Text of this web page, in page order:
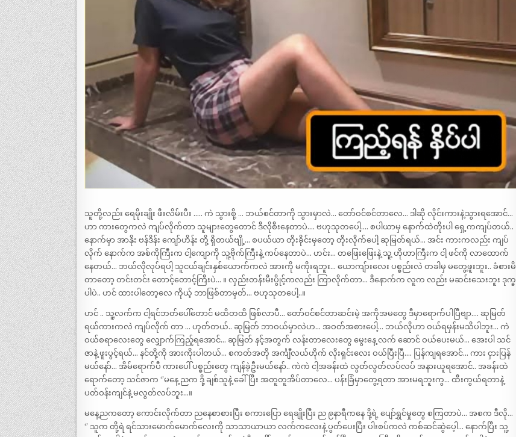
သူတို့လည်း ရေမိုးချိုး ဖီးလိမ်းပီး ….. ကဲ သွားစို့ … ဘယ်စင်တာကို သွားမှာလဲ… တော်ဝင်စင်တာလေ… ဒါဆို လိုင်းကားနဲ့သွားရအောင်…
ဟာ ကားတွေကလဲ ကျပ်လိုက်တာ သူများတွေတောင် ဒီလိုစီးနေတာပဲ…. ဗဟုသုတပေါ့…. စပါယာမှ နောက်ထဲတိုးပါ ရှေ့ကကျပ်တယ်..
နောက်မှာ အာနိုး ဗန်ဒိန်း ကျော်ဟိန်း တို့ ရှိတယ်ဗျို့… စပယ်ယာ တိုးခိုင်းမှတော့ တိုးလိုက်ပေါ့ ဆုမြတ်ရယ်… အင်း ကားကလည်း ကျပ်
လိုက် နောက်က အစ်ကိုကြီးက ငါ့ကျောကို သူ့ဗိုက်ကြီးနဲ့ ကပ်နေတာပဲ… ဟင်း… တဖြေးဖြေးနဲ့ သူ့ ဟိုဟာကြီးက ငါ့ ဖင်ကို လာထောက်
နေတယ်… ဘယ်လိုလုပ်ရပါ့ သူငယ်ချင်းနှစ်ယောက်ကလဲ အားကို မကိုးရဘူး… ယောကျ်ားလေး ပစ္စည်းလဲ တခါမှ မတွေ့ဖူးဘူး.. ခံစားမိ
တာတော့ တင်းတင်း တောင့်တောင့်ကြီးပဲ… ။ လှည်းတန်းမီးပွိုင့်ကလည်း ကြာလိုက်တာ… ဒီနောက်က လူက လည်း မဆင်းသေးဘူး ဒုက္ခ
ပါပဲ.. ဟင် ထားပါတော့လေ ကိုယ့် ဘာဖြစ်တာမှတ်… ဗဟုသုတပေါ့..။
ဟင် .. သူ့လက်က ငါ့ရင်ဘတ်ပေါ်တောင် မထိတထိ ဖြစ်လာပီ… တော်ဝင်စင်တာဆင်းမဲ့ အကိုအမတွေ ဒီမှာရောက်ပါပြီဗျာ…. ဆုမြတ်
ရယ်ကားကလဲ ကျပ်လိုက် တာ … ဟုတ်တယ်.. ဆုမြတ် ဘာဝယ်မှာလဲဟ… အဝတ်အစားပေါ့… ဘယ်လိုဟာ ဝယ်ရမှန်းမသိပါဘူး… ကဲ
ဝယ်စရာလေးတွေ လျှောက်ကြည့်ရအောင်… ဆုမြတ် နင့်အတွက် လန်းတာလေးတွေ မွေးနေ့ လက် ဆောင် ဝယ်ပေးမယ်… အေးပါ သင်
ဇာနဲ့ ဖူးပွင့်ရယ်… နင်တို့ကို အားကိုးပါတယ်… စကတ်အတို အင်္ကျီလယ်ဟိုက် လိုးရှင်းလေး ဝယ်ပြီးပြီ…. ပြန်ကျရအောင်… ကား ငှားပြန်
မယ်နော်… အိမ်ရောက်ပီ ကားပေါ် ပစ္စည်းတွေ ကျန်ခဲ့ဦးမယ်နော်.. ကဲကဲ ငါ့အခန်းထဲ လွတ်လွတ်လပ်လပ် အနားယူရအောင်.. အခန်းထဲ
ရောက်တော့ သင်ဇာက ‘’မနေ့ ညက ဒို့ ချစ်သူနဲ့ ခေါ်ပြီး အတူတူအိပ်တာလေ… ပန်းခြံမှာတွေ့ရတာ အားမရဘူးကွ… ထီးကွယ်ရတာနဲ့
ပတ်ဝန်းကျင်နဲ့ မလွတ်လပ်ဘူး…။
မနေ့ညကတော့ ကောင်းလိုက်တာ ညနေစာစားပြီး စကားပြော ရေချိုးပြီး ည ၉နာရီကနေ ဒို့ရဲ့ ပျော်ရွှင်မှုတွေ စကြတာပဲ… အစက ဒီလို…
‘’ သူက တို့ရဲ ရင်သားမောက်မောက်လေးကို သာသာယာယာ လက်ကလေးနဲ့ ပွတ်ပေးပြီး ပါးစပ်ကလဲ ကစ်ဆင်ဆွဲပေ့ါ… နောက်ပြီး သူ့